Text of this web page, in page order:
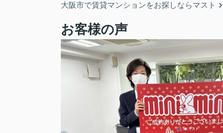
大阪市で賃貸マンションをお探しならマスト
お客様の声